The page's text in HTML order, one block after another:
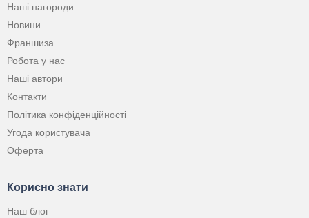
Наші нагороди
Новини
Франшиза
Робота у нас
Наші автори
Контакти
Політика конфіденційності
Угода користувача
Оферта
Корисно знати
Наш блог